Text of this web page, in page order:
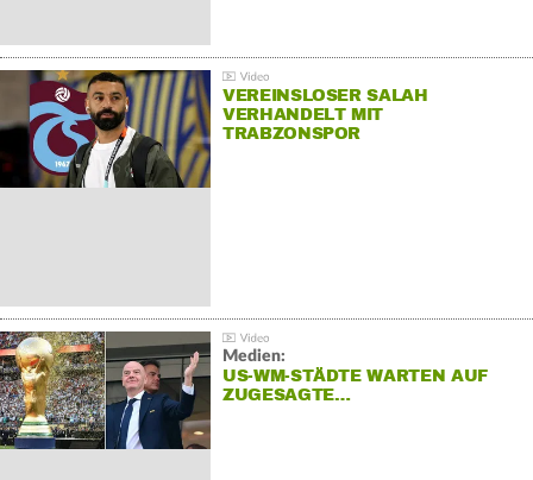
VEREINSLOSER SALAH
VERHANDELT MIT
TRABZONSPOR
Medien:
US-WM-STÄDTE WARTEN AUF
ZUGESAGTE…